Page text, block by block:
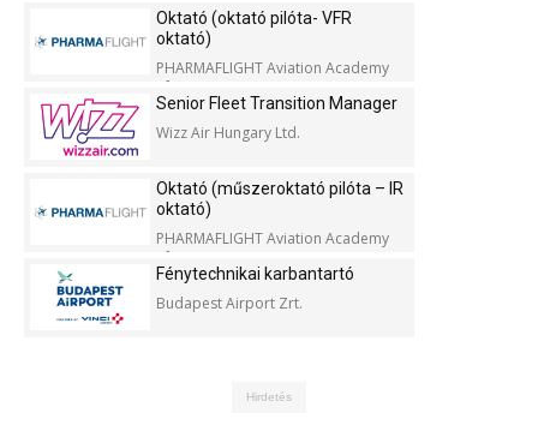
Oktató (oktató pilóta- VFR
oktató)
PHARMAFLIGHT Aviation Academy
Kft.
Senior Fleet Transition Manager
Wizz Air Hungary Ltd.
Oktató (műszeroktató pilóta – IR
oktató)
PHARMAFLIGHT Aviation Academy
Kft.
Fénytechnikai karbantartó
Budapest Airport Zrt.
Hirdetés